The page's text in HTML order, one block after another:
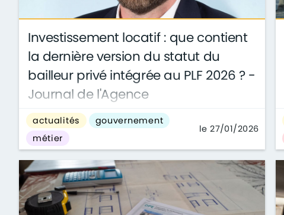
Investissement locatif : que contient
la dernière version du statut du
bailleur privé intégrée au PLF 2026 ? -
Journal de l'Agence
Bonne nouvelle pour le secteur immobilier ! Le
statut du bailleur privé, tant attendu, est bel et
bien intégré au PLF 2026 que le ...
actualités
gouvernement
métier
le 27/01/2026